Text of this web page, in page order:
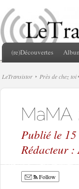
(re)Découvertes
LeTransistor Près de chez toi
Publié le
Rédacteur :
Follow